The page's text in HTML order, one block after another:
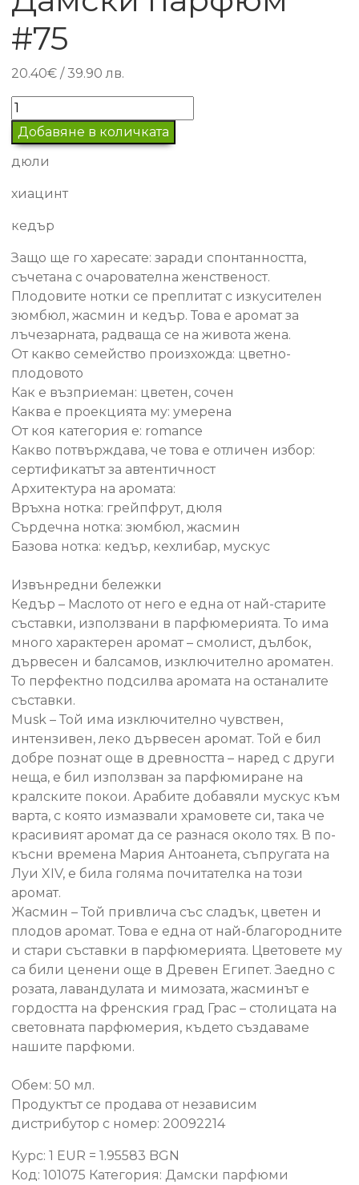
#75
20.40€ / 39.90 лв.
количество
за
Дамски
парфюм
Добавяне в количката
дюли
хиацинт
кедър
Защо ще го харесате: заради спонтанността,
съчетана с очарователна женственост.
Плодовите нотки се преплитат с изкусителен
зюмбюл, жасмин и кедър. Това е аромат за
лъчезарната, радваща се на живота жена.
От какво семейство произхожда: цветно-
плодовото
Как е възприеман: цветен, сочен
Каква е проекцията му: умерена
От коя категория е: romance
Какво потвърждава, че това е отличен избор:
сертификатът за автентичност
Архитектура на аромата:
Връхна нотка: грейпфрут, дюля
Сърдечна нотка: зюмбюл, жасмин
Базова нотка: кедър, кехлибар, мускус
Извънредни бележки
Кедър – Маслото от него е една от най-старите
съставки, използвани в парфюмерията. То има
много характерен аромат – смолист, дълбок,
дървесен и балсамов, изключително ароматен.
То перфектно подсилва аромата на останалите
съставки.
Musk – Той има изключително чувствен,
интензивен, леко дървесен аромат. Той е бил
добре познат още в древността – наред с други
неща, е бил използван за парфюмиране на
кралските покои. Арабите добавяли мускус към
варта, с която измазвали храмовете си, така че
красивият аромат да се разнася около тях. В по-
късни времена Мария Антоанета, съпругата на
Луи XIV, е била голяма почитателка на този
аромат.
Жасмин – Той привлича със сладък, цветен и
плодов аромат. Това е една от най-благородните
и стари съставки в парфюмерията. Цветовете му
са били ценени още в Древен Египет. Заедно с
розата, лавандулата и мимозата, жасминът е
гордостта на френския град Грас – столицата на
световната парфюмерия, където създаваме
нашите парфюми.
Обем: 50 мл.
Продуктът се продава от независим
дистрибутор с номер: 20092214
Курс: 1 EUR = 1.95583 BGN
Код: 101075 Категория: Дамски парфюми